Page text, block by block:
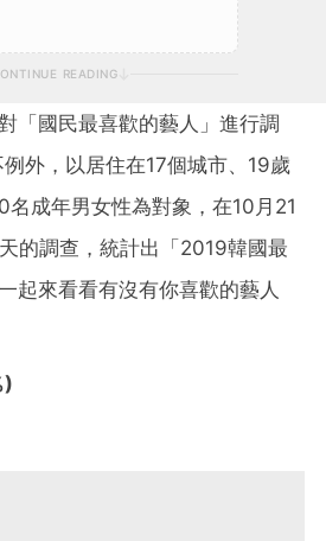
READING
「國民最喜歡的藝人」進行調
外，以居住在17個城市、19歲
成年男女性為對象，在10月21
的調查，統計出「2019韓國最
起來看看有沒有你喜歡的藝人